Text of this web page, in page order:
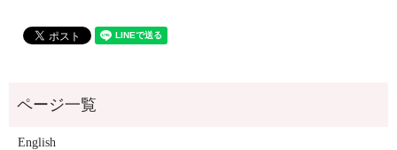
English